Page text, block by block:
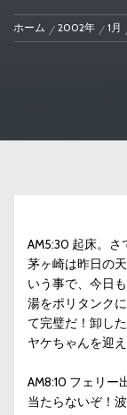
ホーム 2002年 1月
AM5:30 起床。さ
茅ヶ崎は昨日の
いう事で、今日
湯をポリタンク
て完璧だ！卸し
ヤケちゃんを迎
AM8:10 フェリー
当たらないぞ！